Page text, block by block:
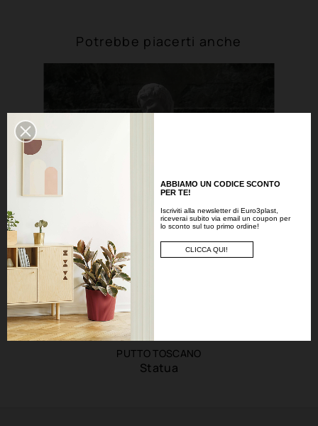
Potrebbe piacerti anche
PUTTO TOSCANO
Statua
ABBIAMO UN CODICE SCONTO
PER TE!
Iscriviti alla newsletter di Euro3plast,
riceverai subito via email un coupon per
lo sconto sul tuo primo ordine!
CLICCA QUI!